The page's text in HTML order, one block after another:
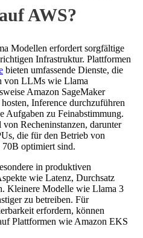
AWS?
Modellen erfordert sorgfältige
Infrastruktur. Plattformen
bieten umfassende Dienste, die
von LLMs wie Llama
Amazon SageMaker
Inference durchzuführen
Aufgaben zu Feinabstimmung.
Recheninstanzen, darunter
die für den Betrieb von
optimiert sind.
in produktiven
wie Latenz, Durchsatz
Kleinere Modelle wie Llama 3
zu betreiben. Für
erfordern, können
Plattformen wie Amazon EKS